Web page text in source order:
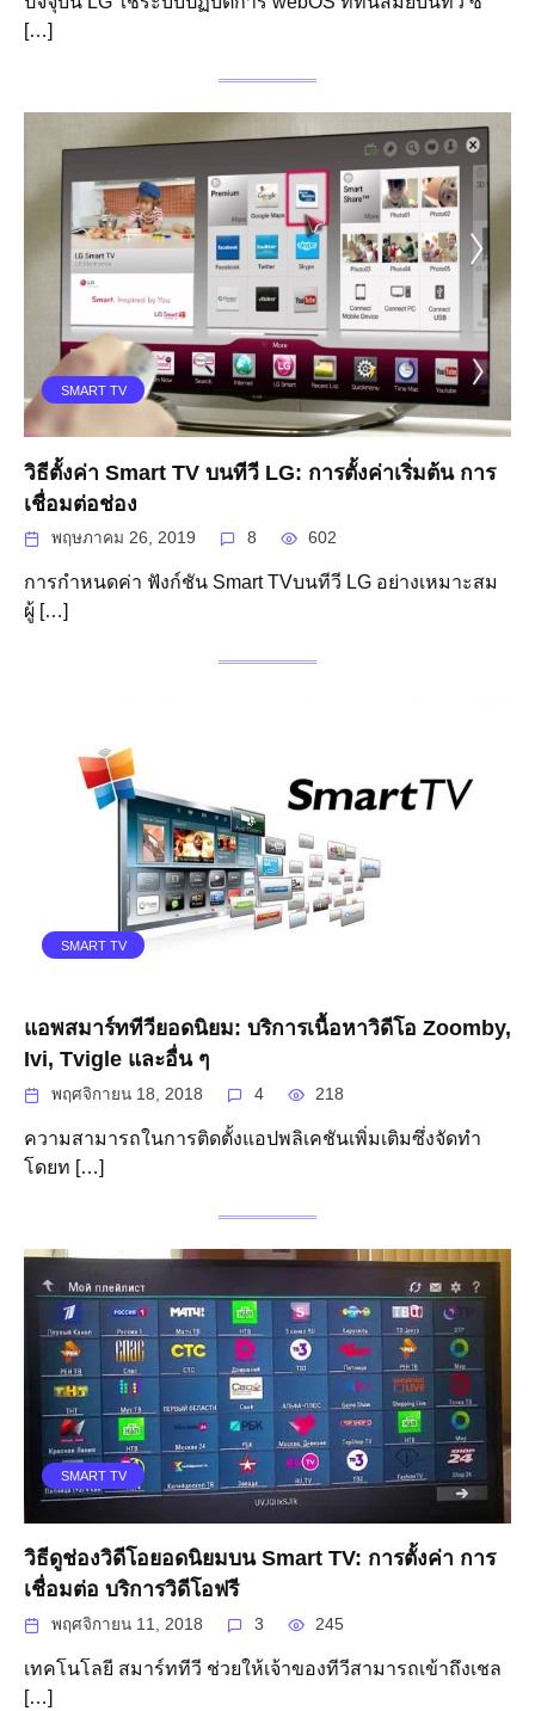
[…]
SMART TV
วิธีตั้งค่า Smart TV บนทีวี LG: การตั้งค่าเริ่มต้น การ
เชื่อมต่อช่อง
พฤษภาคม 26, 2019 8 602
การกำหนดค่า ฟังก์ชัน Smart TVบนทีวี LG อย่างเหมาะสม
ผู้ […]
SMART TV
แอพสมาร์ททีวียอดนิยม: บริการเนื้อหาวิดีโอ Zoomby,
Ivi, Tvigle และอื่น ๆ
พฤศจิกายน 18, 2018 4 218
ความสามารถในการติดตั้งแอปพลิเคชันเพิ่มเติมซึ่งจัดทำ
โดยท […]
SMART TV
วิธีดูช่องวิดีโอยอดนิยมบน Smart TV: การตั้งค่า การ
เชื่อมต่อ บริการวิดีโอฟรี
พฤศจิกายน 11, 2018 3 245
เทคโนโลยี สมาร์ททีวี ช่วยให้เจ้าของทีวีสามารถเข้าถึงเชล
[…]